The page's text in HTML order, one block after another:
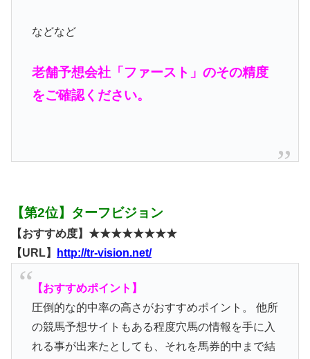
などなど
老舗予想会社「ファースト」のその精度
をご確認ください。
【第2位】ターフビジョン
【おすすめ度】★★★★★★★★
【URL】
http://tr-vision.net/
【おすすめポイント】
圧倒的な的中率の高さがおすすめポイント。 他所
の競馬予想サイトもある程度穴馬の情報を手に入
れる事が出来たとしても、それを馬券的中まで結